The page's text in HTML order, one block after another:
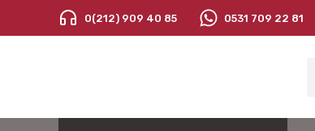
0(212) 909 40 85 0531 709 22 81